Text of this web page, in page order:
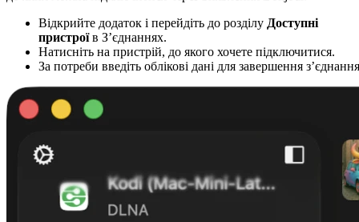
Відкрийте додаток і перейдіть до розділу Доступні
пристроїв З’єднаннях.
Натисніть на пристрій, до якого хочете підключитися.
За потреби введіть облікові дані для завершення